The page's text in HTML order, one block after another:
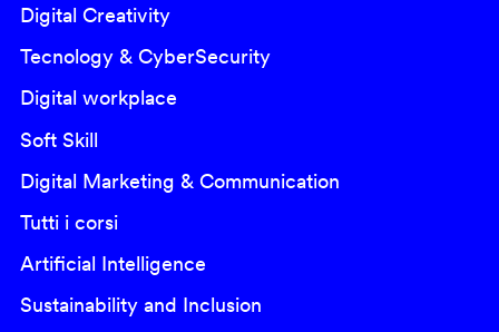
Digital Creativity
Tecnology & CyberSecurity
Digital workplace
Soft Skill
Digital Marketing & Communication
Tutti i corsi
Artificial Intelligence
Sustainability and Inclusion